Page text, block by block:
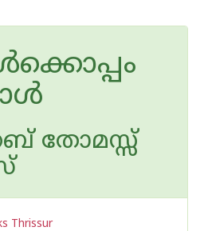
തോമസ്സ്
Thrissur